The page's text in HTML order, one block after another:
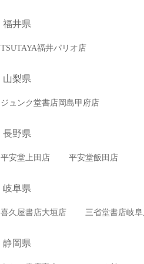
福井県
TSUTAYA福井パリオ店
山梨県
ジュンク堂書店岡島甲府店
長野県
平安堂上田店 平安堂飯田店
岐阜県
喜久屋書店大垣店 三省堂書店岐
静岡県